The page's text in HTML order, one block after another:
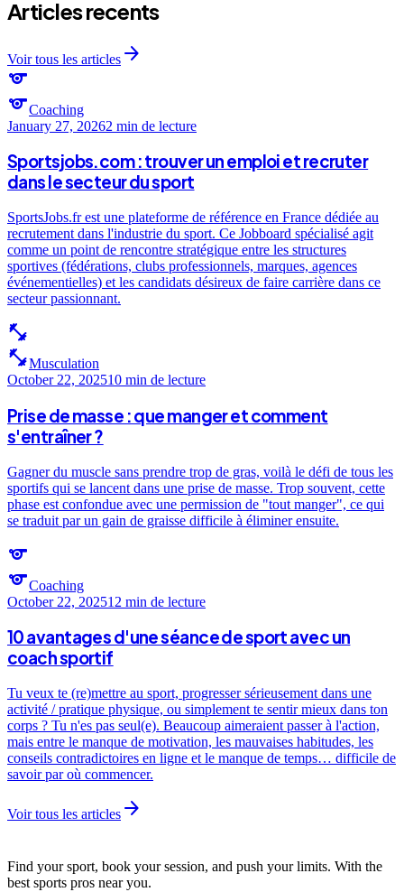
Articles recents
Voir tous les articles arrow_forward
sports
sportsCoaching
January 27, 20262 min de lecture
Sportsjobs.com : trouver un emploi et recruter
dans le secteur du sport
SportsJobs.fr est une plateforme de référence en France dédiée au
recrutement dans l'industrie du sport. Ce Jobboard spécialisé agit
comme un point de rencontre stratégique entre les structures
sportives (fédérations, clubs professionnels, marques, agences
événementielles) et les candidats désireux de faire carrière dans ce
secteur passionnant.
fitness_center
fitness_centerMusculation
October 22, 202510 min de lecture
Prise de masse : que manger et comment
s'entraîner ?
Gagner du muscle sans prendre trop de gras, voilà le défi de tous les
sportifs qui se lancent dans une prise de masse. Trop souvent, cette
phase est confondue avec une permission de "tout manger", ce qui
se traduit par un gain de graisse difficile à éliminer ensuite.
sports
sportsCoaching
October 22, 202512 min de lecture
10 avantages d'une séance de sport avec un
coach sportif
Tu veux te (re)mettre au sport, progresser sérieusement dans une
activité / pratique physique, ou simplement te sentir mieux dans ton
corps ? Tu n'es pas seul(e). Beaucoup aimeraient passer à l'action,
mais entre le manque de motivation, les mauvaises habitudes, les
conseils contradictoires en ligne et le manque de temps… difficile de
savoir par où commencer.
Voir tous les articles arrow_forward
Find your sport, book your session, and push your limits. With the
best sports pros near you.